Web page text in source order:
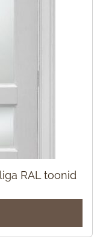
RAL toonid